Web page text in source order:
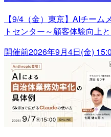
【9/4（金）東京】AIチー
トセンター～顧客体験向上
開催前2026年9月4日(金)